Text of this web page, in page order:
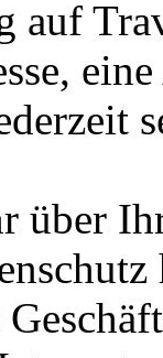
auf
über